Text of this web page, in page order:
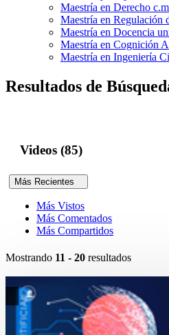
Maestría en Derecho
Maestría en Regulación
Maestría en Docencia
Maestría en Cognición
Maestría en Ingeniería
Resultados de
Videos (85)
Más Recientes
Más Vistos
Más Comentados
Más Compartidos
Mostrando 11 - 20 resultados